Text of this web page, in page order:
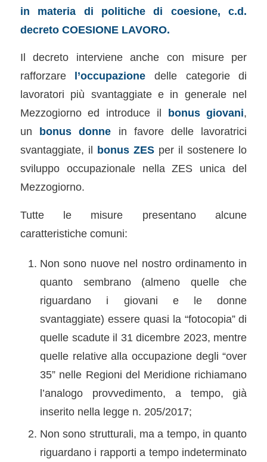
in materia di politiche di coesione, c.d.
decreto COESIONE LAVORO.
Il decreto interviene anche con misure per
rafforzare l’occupazione delle categorie di
lavoratori più svantaggiate e in generale nel
Mezzogiorno ed introduce il bonus giovani,
un bonus donne in favore delle lavoratrici
svantaggiate, il bonus ZESper il sostenere lo
sviluppo occupazionale nella ZES unica del
Mezzogiorno.
Tutte le misure presentano alcune
caratteristiche comuni:
Non sono nuove nel nostro ordinamento in
quanto sembrano (almeno quelle che
riguardano i giovani e le donne
svantaggiate) essere quasi la “fotocopia” di
quelle scadute il 31 dicembre 2023, mentre
quelle relative alla occupazione degli “over
35” nelle Regioni del Meridione richiamano
l’analogo provvedimento, a tempo, già
inserito nella legge n. 205/2017;
Non sono strutturali, ma a tempo, in quanto
riguardano i rapporti a tempo indeterminato